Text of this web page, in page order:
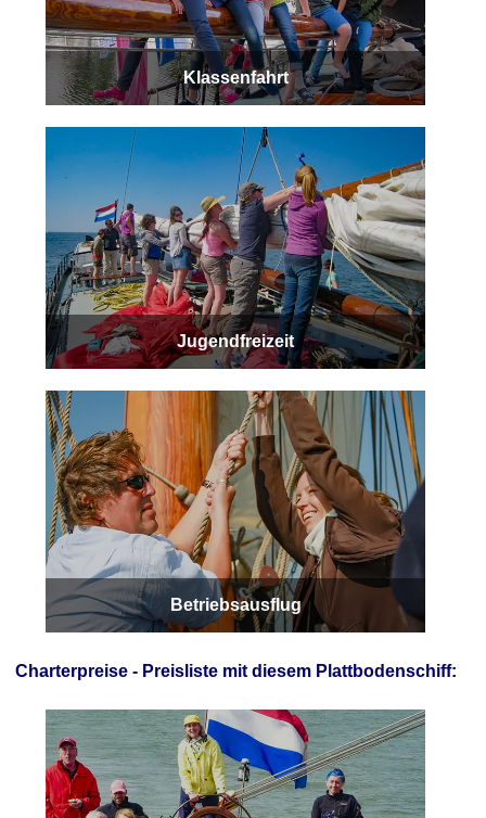
Klassenfahrt
Jugendfreizeit
Betriebsausflug
Charterpreise - Preisliste mit diesem Plattbodenschiff: